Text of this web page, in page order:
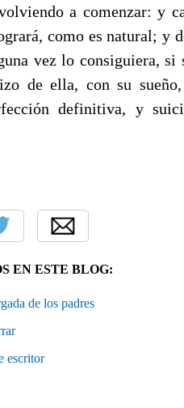
a comenzar: y
como es natural; y
vez lo consiguiera, si
de ella, con su
definitiva, y
EN ESTE BLOG:
de los padres
escritor